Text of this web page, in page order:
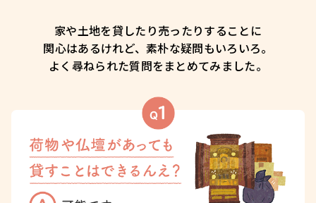
家や土地を貸したり売ったりすることに
関心はあるけれど、素朴な疑問もいろいろ。
よく尋ねられた質問をまとめてみました。